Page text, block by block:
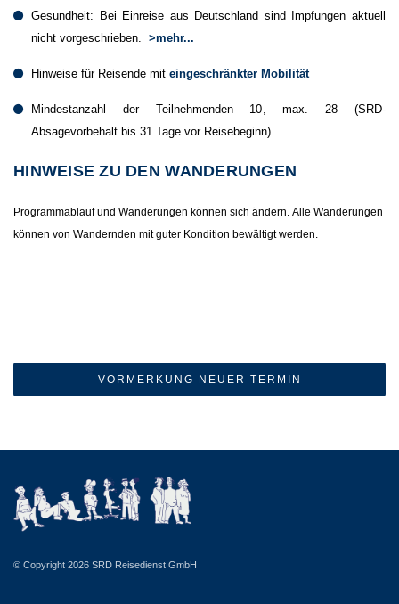
Gesundheit: Bei Einreise aus Deutschland sind Impfungen aktuell
nicht vorgeschrieben. >mehr...
Hinweise für Reisende mit eingeschränkter Mobilität
Mindestanzahl der Teilnehmenden 10, max. 28 (SRD-
Absagevorbehalt bis 31 Tage vor Reisebeginn)
HINWEISE ZU DEN WANDERUNGEN
Programmablauf und Wanderungen können sich ändern. Alle Wanderungen
können von Wandernden mit guter Kondition bewältigt werden.
VORMERKUNG NEUER TERMIN
© Copyright 2026 SRD Reisedienst GmbH